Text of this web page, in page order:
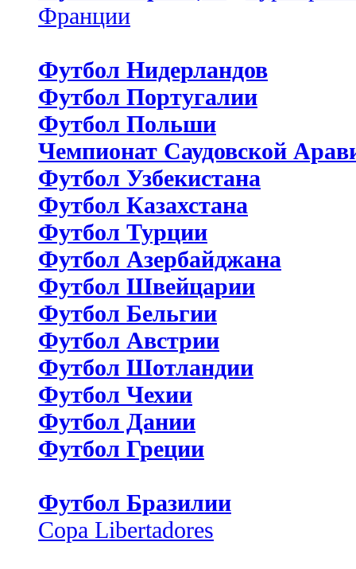
Франции
Футбол Нидерландов
Футбол Португалии
Футбол Польши
Чемпионат Саудовской
Футбол Узбекистана
Футбол Казахстана
Футбол Турции
Футбол Азербайджана
Футбол Швейцарии
Футбол Бельгии
Футбол Австрии
Футбол Шотландии
Футбол Чехии
Футбол Дании
Футбол Греции
Футбол Бразилии
Copa Libertadores